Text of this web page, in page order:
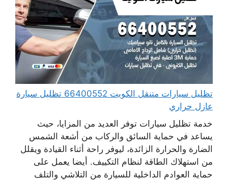
تظليل سيارات متنقل الكويت 66400552 تظليل سيارة
عازل حراري
خدمة تظليل سيارات توفر العديد من المزايا، حيث
يساعد في حماية السائق والركاب من أشعة الشمس
الضارة والحرارة الزائدة، ليوفر راحة أثناء القيادة ويقلل
من استهلاك الطاقة لنظام التكييف. أيضا يعمل على
حماية العوادم الداخلية للسيارة من التلاشي والتلف